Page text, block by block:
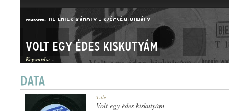
COMPOSER: DE FRIES KÁROLY- SZÉCSÉN MIHÁLY
BOOGIE-WOOGIE
Volt egy édes kiskutyám
Keywords: -
Title
Volt egy édes kiskutyám